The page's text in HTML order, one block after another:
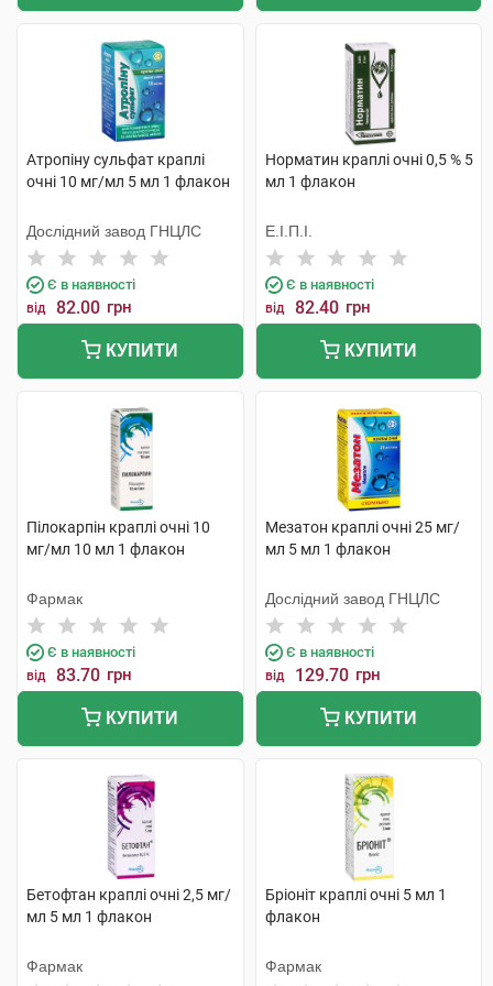
Атропіну сульфат краплі
очні 10 мг/мл 5 мл 1 флакон
Дослідний завод ГНЦЛС
Є в наявності
від 82.00 грн
КУПИТИ
Норматин краплі очні 0,5 % 5
мл 1 флакон
Е.І.П.І.
Є в наявності
від 82.40 грн
КУПИТИ
Пілокарпін краплі очні 10
мг/мл 10 мл 1 флакон
Фармак
Є в наявності
від 83.70 грн
КУПИТИ
Мезатон краплі очні 25 мг/
мл 5 мл 1 флакон
Дослідний завод ГНЦЛС
Є в наявності
від 129.70 грн
КУПИТИ
Бетофтан краплі очні 2,5 мг/
мл 5 мл 1 флакон
Фармак
Бріоніт краплі очні 5 мл 1
флакон
Фармак